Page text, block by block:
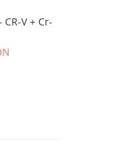
V + Cr-